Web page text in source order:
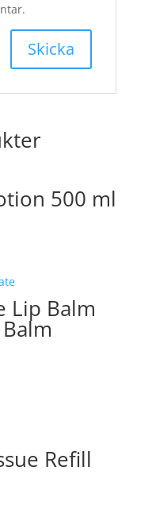
500 ml
Lip Balm
Refill